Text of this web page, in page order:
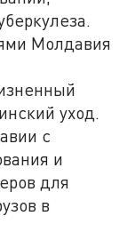
Молдавия
уход.
с
и
для
в